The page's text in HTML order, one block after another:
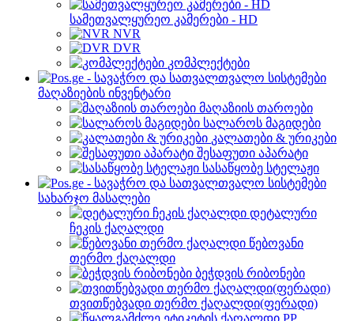
სამეთვალყურეო კამერები - HD
NVR
DVR
კომპლექტები
მაღაზიების ინვენტარი
მაღაზიის თაროები
სალაროს მაგიდები
კალათები & ურიკები
შესაფუთი აპარატი
სასაწყობე სტელაჟი
სახარჯო მასალები
დეტალური
ჩეკის ქაღალდი
წებოვანი
თერმო ქაღალდი
ბეჭდვის რიბონები
თვითწებვადი თერმო ქაღალდი(ფერადი)